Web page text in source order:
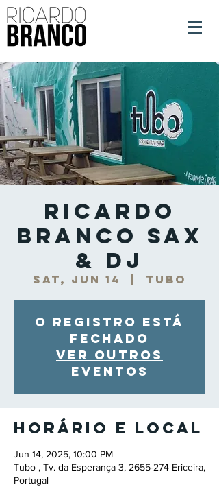
Ricardo
Branco Sax
& DJ
Sat, Jun 14 Tubo
O registro está
fechado
Ver outros
eventos
Horário e local
Jun 14, 2025, 10:00 PM
Tubo , Tv. da Esperança 3, 2655-274 Ericeira,
Portugal